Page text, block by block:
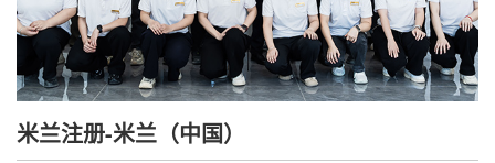
米兰注册-米兰（中国）